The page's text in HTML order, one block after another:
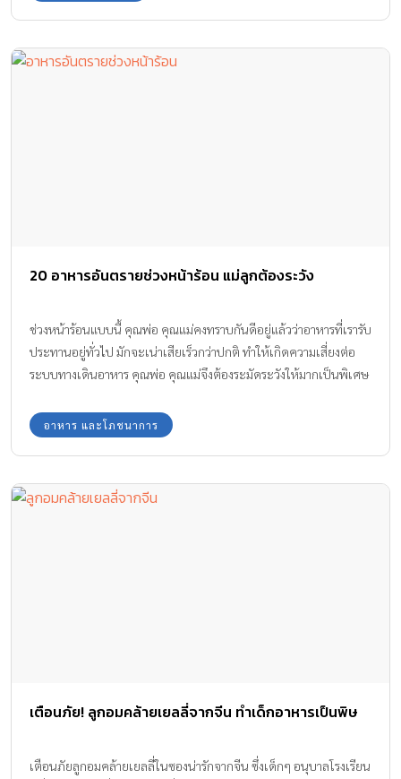
20 อาหารอันตรายช่วงหน้าร้อน แม่ลูกต้องระวัง
ช่วงหน้าร้อนแบบนื้ คุณพ่อ คุณแม่คงทราบกันดีอยู่แล้วว่าอาหารที่เรารับ
ประทานอยู่ทั่วไป มักจะเน่าเสียเร็วกว่าปกติ ทำให้เกิดความเสี่ยงต่อ
ระบบทางเดินอาหาร คุณพ่อ คุณแม่จึงต้องระมัดระวังให้มากเป็นพิเศษ
ให้ระมัดระวังกันค่ะ
อาหาร และโภชนาการ
เตือนภัย! ลูกอมคล้ายเยลลี่จากจีน ทำเด็กอาหารเป็นพิษ
เตือนภัยลูกอมคล้ายเยลลี่ในซองน่ารักจากจีน ซึ่งเด็กๆ อนุบาลโรงเรียน